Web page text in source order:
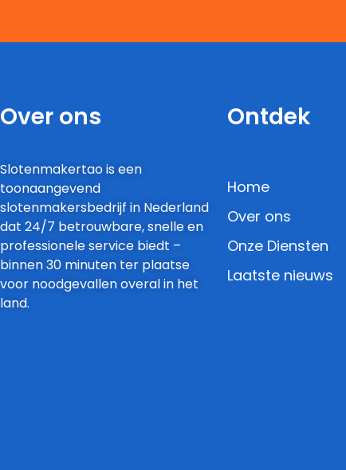
Over ons
Slotenmakertao is een
toonaangevend
slotenmakersbedrijf in Nederland
dat 24/7 betrouwbare, snelle en
professionele service biedt –
binnen 30 minuten ter plaatse
voor noodgevallen overal in het
land.
Ontdek
Home
Over ons
Onze Diensten
Laatste nieuws